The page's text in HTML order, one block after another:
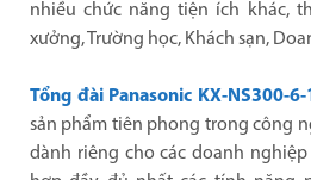
nhiều chức năng tiện ích khác,
xưởng, Trường học, Khách sạn,
Tổng đài Panasonic KX-NS300-6-
sản phẩm tiên phong trong công
dành riêng cho các doanh